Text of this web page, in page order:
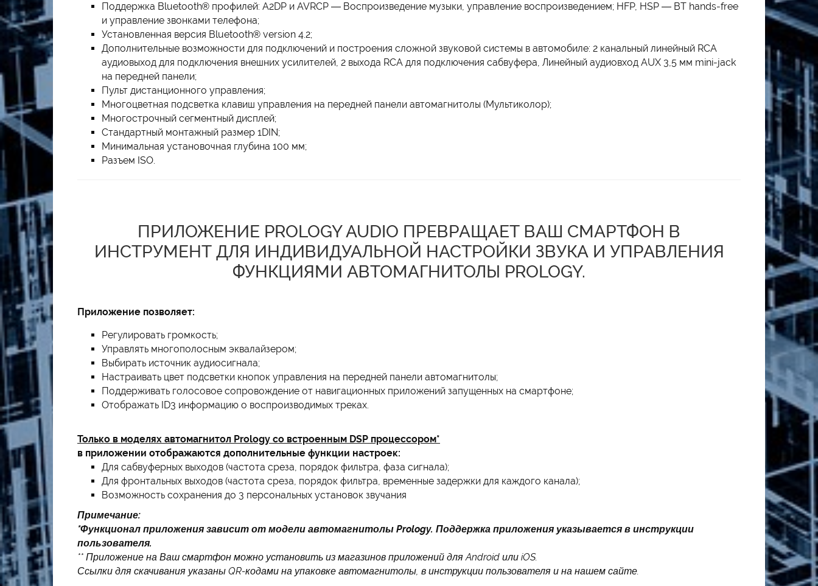
Поддержка Bluetooth® профилей: A2DP и AVRCP — Воспроизведение музыки, управление воспроизведением; HFP, HSP — BT hands-free
и управление звонками телефона;
Установленная версия Bluetooth® version 4.2;
Дополнительные возможности для подключений и построения сложной звуковой системы в автомобиле: 2 канальный линейный RCA
аудиовыход для подключения внешних усилителей, 2 выхода RCA для подключения сабвуфера, Линейный аудиовход AUX 3,5 мм mini-jack
на передней панели;
Пульт дистанционного управления;
Многоцветная подсветка клавиш управления на передней панели автомагнитолы (Мультиколор);
Многострочный сегментный дисплей;
Стандартный монтажный размер 1DIN;
Минимальная установочная глубина 100 мм;
Разъем ISO.
ПРИЛОЖЕНИЕ PROLOGY AUDIO ПРЕВРАЩАЕТ ВАШ СМАРТФОН В
ИНСТРУМЕНТ ДЛЯ ИНДИВИДУАЛЬНОЙ НАСТРОЙКИ ЗВУКА И УПРАВЛЕНИЯ
ФУНКЦИЯМИ АВТОМАГНИТОЛЫ PROLOGY.
Приложение позволяет:
Регулировать громкость;
Управлять многополосным эквалайзером;
Выбирать источник аудиосигнала;
Настраивать цвет подсветки кнопок управления на передней панели автомагнитолы;
Поддерживать голосовое сопровождение от навигационных приложений запущенных на смартфоне;
Отображать ID3 информацию о воспроизводимых треках.
Только в моделях автомагнитол Prology со встроенным DSP процессором*
в приложении отображаются дополнительные функции настроек:
Для сабвуферных выходов (частота среза, порядок фильтра, фаза сигнала);
Для фронтальных выходов (частота среза, порядок фильтра, временные задержки для каждого канала);
Возможность сохранения до 3 персональных установок звучания
Примечание:
*Функционал приложения зависит от модели автомагнитолы Prology. Поддержка приложения указывается в инструкции
пользователя.
** Приложение на Ваш смартфон можно установить из магазинов приложений для Android или iOS.
Ссылки для скачивания указаны QR-кодами на упаковке автомагнитолы, в инструкции пользователя и на нашем сайте.